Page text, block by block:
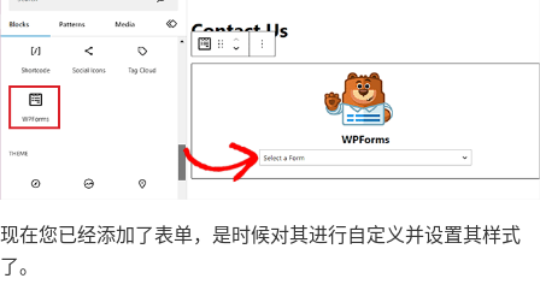
现在您已经添加了表单，是时候对其进行自定义并设置其样式
了。